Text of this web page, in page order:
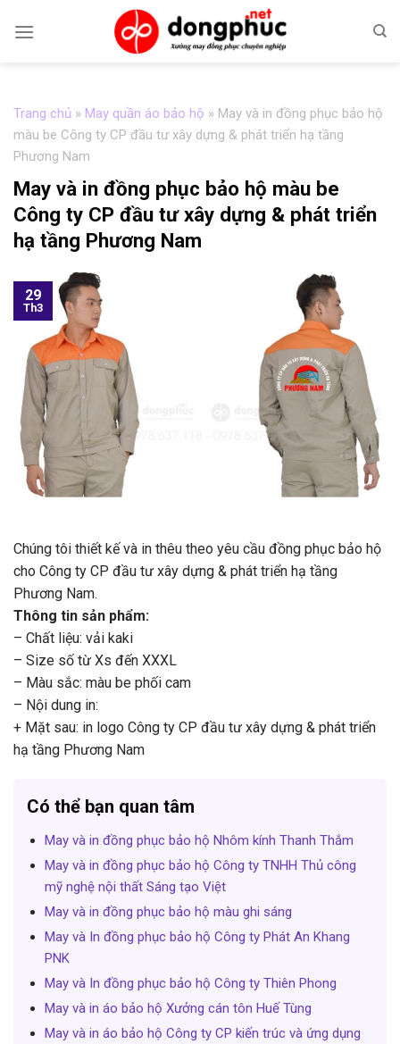
Trang chủ » May quần áo bảo hộ » May và in đồng phục bảo hộ
màu be Công ty CP đầu tư xây dựng & phát triển hạ tầng
Phương Nam
May và in đồng phục bảo hộ màu be
Công ty CP đầu tư xây dựng & phát triển
hạ tầng Phương Nam
29
Th3
Chúng tôi thiết kế và in thêu theo yêu cầu đồng phục bảo hộ
cho Công ty CP đầu tư xây dựng & phát triển hạ tầng
Phương Nam.
Thông tin sản phẩm:
– Chất liệu: vải kaki
– Size số từ Xs đến XXXL
– Màu sắc: màu be phối cam
– Nội dung in:
+ Mặt sau: in logo Công ty CP đầu tư xây dựng & phát triển
hạ tầng Phương Nam
Có thể bạn quan tâm
May và in đồng phục bảo hộ Nhôm kính Thanh Thắm
May và in đồng phục bảo hộ Công ty TNHH Thủ công
mỹ nghệ nội thất Sáng tạo Việt
May và in đồng phục bảo hộ màu ghi sáng
May và In đồng phục bảo hộ Công ty Phát An Khang
PNK
May và In đồng phục bảo hộ Công ty Thiên Phong
May và in áo bảo hộ Xưởng cán tôn Huế Tùng
May và in áo bảo hộ Công ty CP kiến trúc và ứng dụng